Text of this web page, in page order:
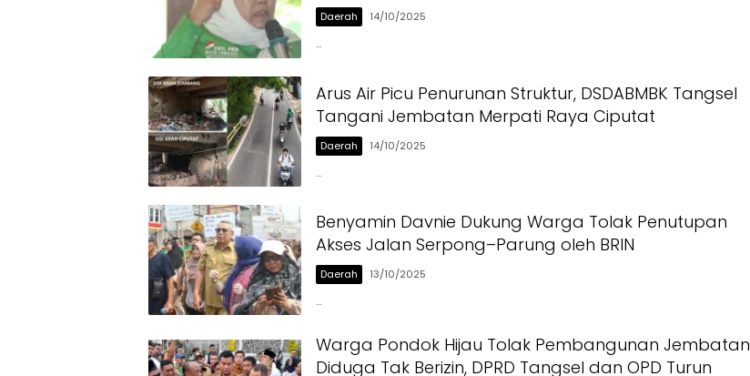
Daerah 14/10/2025
…
Arus Air Picu Penurunan Struktur, DSDABMBK Tangsel
Tangani Jembatan Merpati Raya Ciputat
Daerah 14/10/2025
…
Benyamin Davnie Dukung Warga Tolak Penutupan
Akses Jalan Serpong–Parung oleh BRIN
Daerah 13/10/2025
…
Warga Pondok Hijau Tolak Pembangunan Jembatan
Diduga Tak Berizin, DPRD Tangsel dan OPD Turun